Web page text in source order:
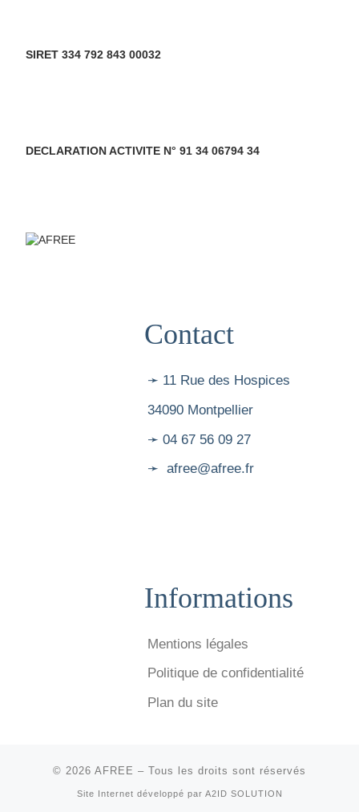
SIRET 334 792 843 00032
DECLARATION ACTIVITE N° 91 34 06794 34
Contact
➛ 11 Rue des Hospices
34090 Montpellier
➛ 04 67 56 09 27
➛ afree@afree.fr
Informations
Mentions légales
Politique de confidentialité
Plan du site
© 2026 AFREE – Tous les droits sont réservés
Site Internet développé par A2ID SOLUTION